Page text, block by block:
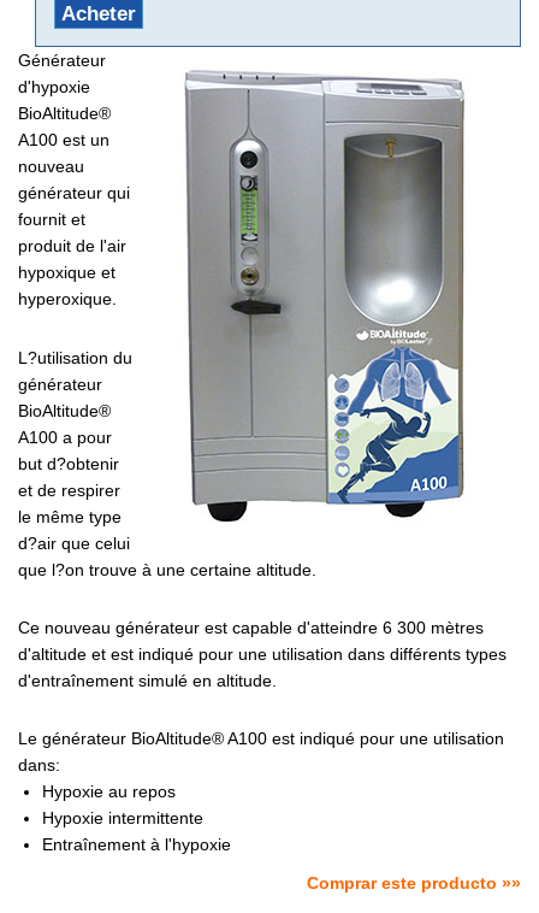
Acheter
Générateur
d'hypoxie
BioAltitude®
A100 est un
nouveau
générateur qui
fournit et
produit de l'air
hypoxique et
hyperoxique.
L?utilisation du
générateur
BioAltitude®
A100 a pour
but d?obtenir
et de respirer
le même type
d?air que celui
que l?on trouve à une certaine altitude.
Ce nouveau générateur est capable d'atteindre 6 300 mètres
d'altitude et est indiqué pour une utilisation dans différents types
d'entraînement simulé en altitude.
Le générateur BioAltitude® A100 est indiqué pour une utilisation
dans:
Hypoxie au repos
Hypoxie intermittente
Entraînement à l'hypoxie
Comprar este producto »»